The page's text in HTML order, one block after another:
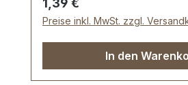
1,39 €
Preise inkl. MwSt. zzgl.
In den